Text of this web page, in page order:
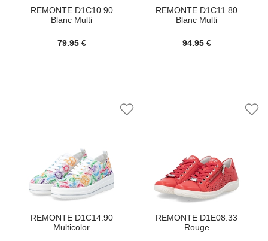
REMONTE D1C10.90
Blanc Multi
79.95 €
REMONTE D1C11.80
Blanc Multi
94.95 €
REMONTE D1C14.90
Multicolor
REMONTE D1E08.33
Rouge